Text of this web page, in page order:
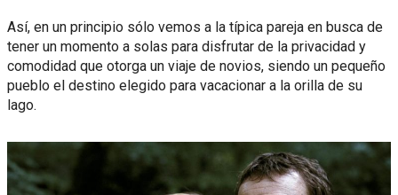
Así, en un principio sólo vemos a la típica pareja en busca de
tener un momento a solas para disfrutar de la privacidad y
comodidad que otorga un viaje de novios, siendo un pequeño
pueblo el destino elegido para vacacionar a la orilla de su
lago.